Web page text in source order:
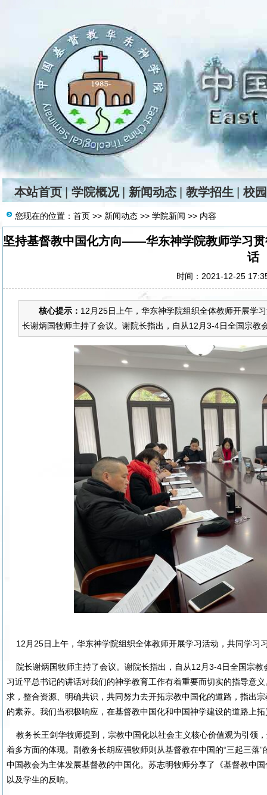
本站首页 |学院概况 新闻动态 教学招生 校
您现在的位置： 首页 >> 新闻动态 >> 学院新闻 >> 内容
坚持基督教中国化方向——华东神学院教师学习
话
时间：2021-12-25
核心提示： 12月25日上午，华东神学院组织全体教师开展学
长谢炳国牧师主持了会议。谢院长指出，自从12月3-4日全国宗教
12月25日上午，华东神学院组织全体教师开展学习活动，共同学习
院长谢炳国牧师主持了会议。谢院长指出，自从12月3-4日全国宗
习近平总书记的讲话对我们的神学教育工作有着重要而切实的指导意
求，整合资源、明确共识，共同努力去开拓宗教中国化的道路，指出
的素养。我们当积极响应，在基督教中国化和中国神学建设的道路上
教务长王剑华牧师提到，宗教中国化以社会主义核心价值观为引领
着多方面的体现。副教务长胡应强牧师则从基督教在中国的“三起三
中国教会为主体发展基督教的中国化。苏志明牧师分享了《基督教中
以及学生的反响。